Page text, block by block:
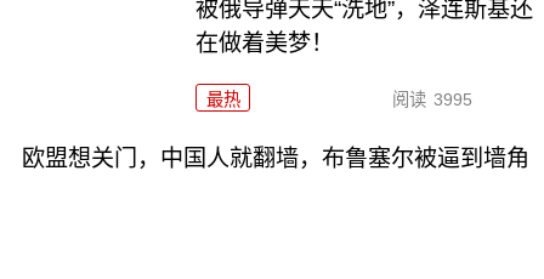
被俄导弹天天“洗地”，泽连斯基还
在做着美梦！
最热 阅读 3995
欧盟想关门，中国人就翻墙，布鲁塞尔被逼到墙角